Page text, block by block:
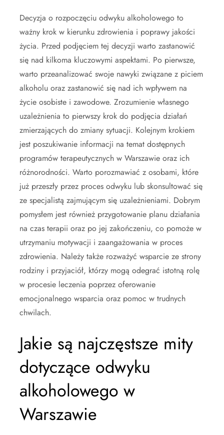
Decyzja o rozpoczęciu odwyku alkoholowego to
ważny krok w kierunku zdrowienia i poprawy jakości
życia. Przed podjęciem tej decyzji warto zastanowić
się nad kilkoma kluczowymi aspektami. Po pierwsze,
warto przeanalizować swoje nawyki związane z piciem
alkoholu oraz zastanowić się nad ich wpływem na
życie osobiste i zawodowe. Zrozumienie własnego
uzależnienia to pierwszy krok do podjęcia działań
zmierzających do zmiany sytuacji. Kolejnym krokiem
jest poszukiwanie informacji na temat dostępnych
programów terapeutycznych w Warszawie oraz ich
różnorodności. Warto porozmawiać z osobami, które
już przeszły przez proces odwyku lub skonsultować się
ze specjalistą zajmującym się uzależnieniami. Dobrym
pomysłem jest również przygotowanie planu działania
na czas terapii oraz po jej zakończeniu, co pomoże w
utrzymaniu motywacji i zaangażowania w proces
zdrowienia. Należy także rozważyć wsparcie ze strony
rodziny i przyjaciół, którzy mogą odegrać istotną rolę
w procesie leczenia poprzez oferowanie
emocjonalnego wsparcia oraz pomoc w trudnych
chwilach.
Jakie są najczęstsze mity
dotyczące odwyku
alkoholowego w
Warszawie